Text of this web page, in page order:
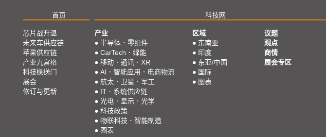
首页 科技网
芯片战升温
未来车供应链
苹果供应链
产业九宫格
科技椽送门
展会
修订与更新
产业
● 半导体．零组件
● CarTech．绿能
● 移动．通讯．XR
● AI．智能应用．电商物流
● 航太．卫星．军工
● IT．系统供应链
● 光电．显示．光学
● 科技政策
● 物联科技．智能制造
● 图表
区域
● 东南亚
● 印度
● 东亚/中国
● 国际
● 图表
议题
观点
商情
展会专区